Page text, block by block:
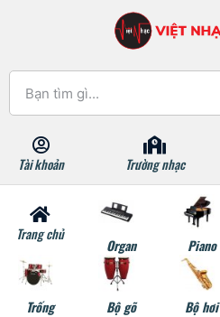
Tài khoản Trường nhạc
Trang chủ
Organ Piano
Trống Bộ gõ Bộ hơi